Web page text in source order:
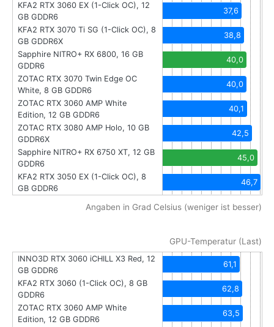
KFA2 RTX 3060 EX (1-Click OC), 12
GB GDDR6
37,6
KFA2 RTX 3070 Ti SG (1-Click OC), 8
GB GDDR6X
38,8
Sapphire NITRO+ RX 6800, 16 GB
GDDR6
40,0
ZOTAC RTX 3070 Twin Edge OC
White, 8 GB GDDR6
40,0
ZOTAC RTX 3060 AMP White
Edition, 12 GB GDDR6
40,1
ZOTAC RTX 3080 AMP Holo, 10 GB
GDDR6X
42,5
Sapphire NITRO+ RX 6750 XT, 12 GB
GDDR6
45,0
KFA2 RTX 3050 EX (1-Click OC), 8
GB GDDR6
46,7
Angaben in Grad Celsius (weniger ist besser)
GPU-Temperatur (Last)
INNO3D RTX 3060 iCHILL X3 Red, 12
GB GDDR6
61,1
KFA2 RTX 3060 (1-Click OC), 8 GB
GDDR6
62,8
ZOTAC RTX 3060 AMP White
Edition, 12 GB GDDR6
63,5